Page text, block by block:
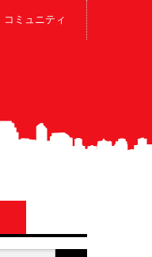
コミュニティ